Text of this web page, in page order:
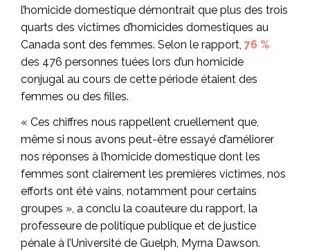
l’homicide domestique démontrait que plus des trois
quarts des victimes d’homicides domestiques au
Canada sont des femmes. Selon le rapport, 76 %
des 476 personnes tuées lors d’un homicide
conjugal au cours de cette période étaient des
femmes ou des filles.
« Ces chiffres nous rappellent cruellement que,
même si nous avons peut-être essayé d’améliorer
nos réponses à l’homicide domestique dont les
femmes sont clairement les premières victimes, nos
efforts ont été vains, notamment pour certains
groupes », a conclu la coauteure du rapport, la
professeure de politique publique et de justice
pénale à l’Université de Guelph, Myrna Dawson.